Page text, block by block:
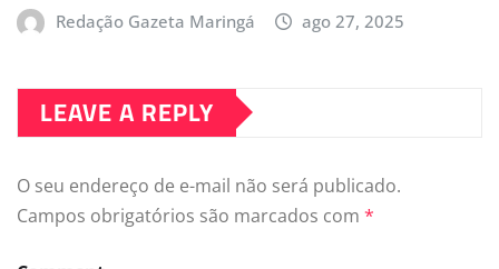
Redação Gazeta Maringá ago 27, 2025
LEAVE A REPLY
O seu endereço de e-mail não será publicado.
Campos obrigatórios são marcados com *